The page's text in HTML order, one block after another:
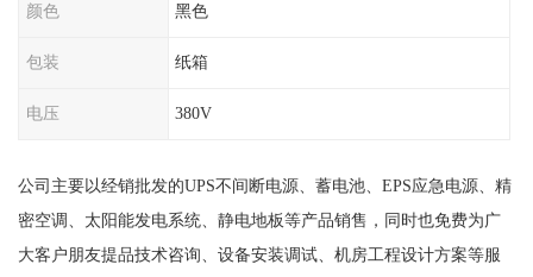
颜色 黑色
包装 纸箱
电压 380V
公司主要以经销批发的UPS不间断电源、蓄电池、EPS应急电源、精
密空调、太阳能发电系统、静电地板等产品销售，同时也免费为广
大客户朋友提品技术咨询、设备安装调试、机房工程设计方案等服